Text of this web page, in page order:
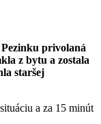
privolaná
z bytu a zostala
staršej
a za 15 minút